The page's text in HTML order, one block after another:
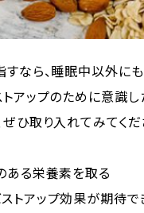
すなら、睡眠中以外に
トアップのために意識
ひ取り入れてみてくだ
ある栄養素を取る
トアップ効果が期待で